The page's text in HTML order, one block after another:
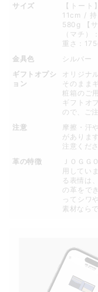
サイズ
【トー
11cm /
580g 【
（マチ
重さ：
金具色
シルバー
ギフトオプシ
ョン
オリジナ
そのまま
粧箱のご
ギフトオ
ので、ご
注意
摩擦・汗
がありま
注意くださ
革の特徴
ＪＯＧＧ
用してい
る表情は
の革をで
ってシワ
素材なら